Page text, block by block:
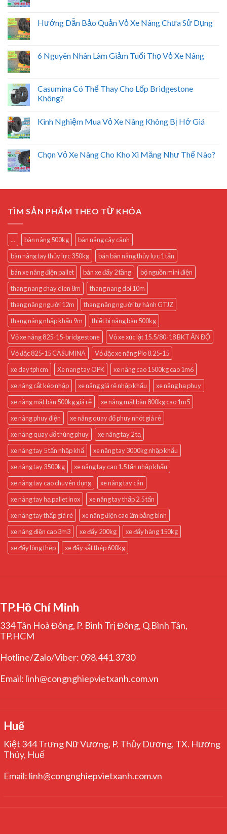
Hướng Dẫn Bảo Quản Vỏ Xe Nâng Chưa Sử Dụng
6 Nguyên Nhân Làm Giảm Tuổi Thọ Vỏ Xe Nâng
Casumina Có Thể Thay Cho Lốp Bridgestone
Không?
Kinh Nghiệm Mua Vỏ Xe Nâng Không Bị Hớ Giá
Chọn Vỏ Xe Nâng Cho Kho Xi Măng Như Thế Nào?
TÌM SẢN PHẨM THEO TỪ KHÓA
... bàn nâng 500kg
bàn nâng cây cảnh
bàn nâng tay thủy lực 350kg
bán bàn nâng thủy lực 1 tấn
bán xe nâng điện pallet
bán xe đẩy 2 tầng
bộ nguồn mini điện
thang nang chay dien 8m
thang nang doi 10m
thang nâng người 12m
thang nâng người tự hành GTJZ
thang nâng nhập khẩu 9m
thiết bị nâng bàn 500kg
Vỏ xe nâng 825-15-bridgestone
Vỏ xe xúc lật 15.5/80-18 BKT ẤN ĐỘ
Vỏ đặc 825-15 CASUMINA
Vỏ đặc xe nâng Pio 8.25-15
xe day tphcm
Xe nang tay OPK
xe nâng cao 1500kg cao 1m6
xe nâng cắt kéo nhập
xe nâng giá rẻ nhập khẩu
xe nâng hạ phuy
xe nâng mặt bàn 500kg giá rẻ
xe nâng mặt bàn 800kg cao 1m5
xe nâng phuy điện
xe nâng quay đổ phuy nhót giá rẻ
xe nâng quay đổ thùng phuy
xe nâng tay 2 tạ
xe nâng tay 5 tấn nhập khẩ
xe nâng tay 3000kg nhập khẩu
xe nâng tay 3500kg
xe nâng tay cao 1.5 tấn nhập khẩu
xe nâng tay cao chuyên dụng
xe nâng tay cân
xe nâng tay hạ pallet inox
xe nâng tay thấp 2.5 tấn
xe nâng tay thấp giá rẻ
xe nâng điện cao 2m bằng bình
xe nâng điện cao 3m3
xe đẩy 200kg
xe đẩy hàng 150kg
xe đẩy lòng thép
xe đẩy sắt thép 600kg
TP.Hồ Chí Minh
334 Tân Hoà Đông, P. Bình Trị Đông, Q.Bình Tân,
TP.HCM
Hotline/Zalo/Viber: 098.441.3730
Email: linh@congnghiepvietxanh.com.vn
Huế
Kiệt 344 Trưng Nữ Vương, P. Thủy Dương, TX. Hương
Thủy, Huế
Email: linh@congnghiepvietxanh.com.vn